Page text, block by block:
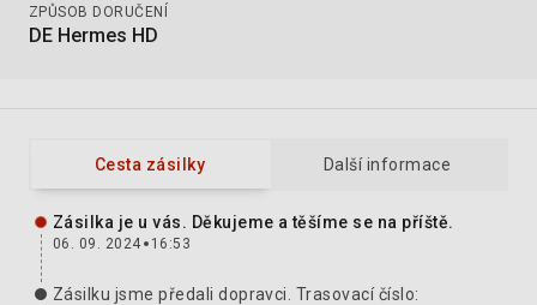
ZPŮSOB DORUČENÍ
DE Hermes HD
Cesta zásilky Další informace
Zásilka je u vás. Děkujeme a těšíme se na příště.
06. 09. 2024 16:53
Zásilku jsme předali dopravci. Trasovací číslo: